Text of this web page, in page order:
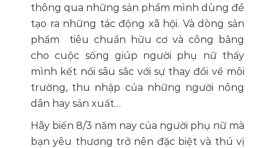
thông qua những sản phẩm mình dùng để
tạo ra những tác động xã hội. Và dòng sản
phẩm tiêu chuẩn hữu cơ và công bằng
cho cuộc sống giúp người phụ nữ thấy
mình kết nối sâu sắc với sự thay đổi về môi
trường, thu nhập của những người nông
dân hay sản xuất…
Hãy biến 8/3 năm nay của người phụ nữ mà
bạn yêu thương trở nên đặc biệt và thú vị